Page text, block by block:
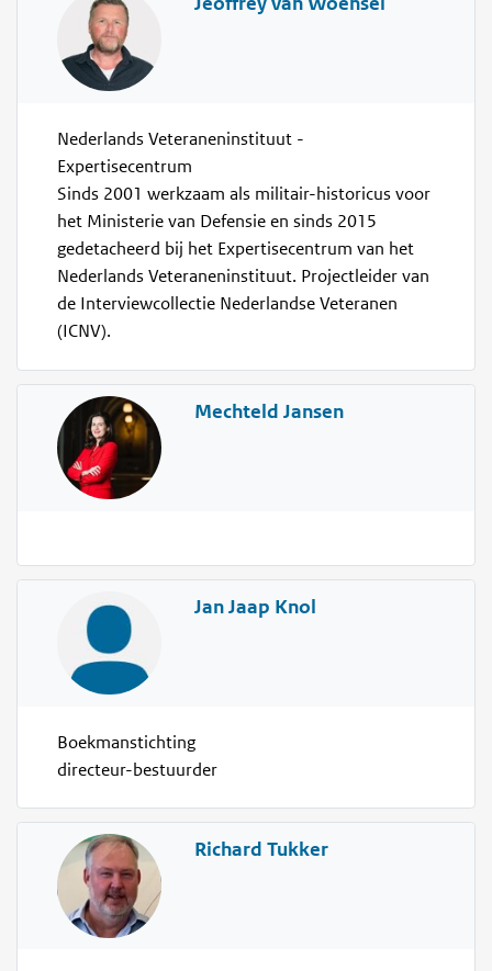
Nederlands Veteraneninstituut -
Expertisecentrum
Sinds 2001 werkzaam als militair-historicus voor
het Ministerie van Defensie en sinds 2015
gedetacheerd bij het Expertisecentrum van het
Nederlands Veteraneninstituut. Projectleider van
de Interviewcollectie Nederlandse Veteranen
(ICNV).
Mechteld Jansen
Jan Jaap Knol
Boekmanstichting
directeur-bestuurder
Richard Tukker